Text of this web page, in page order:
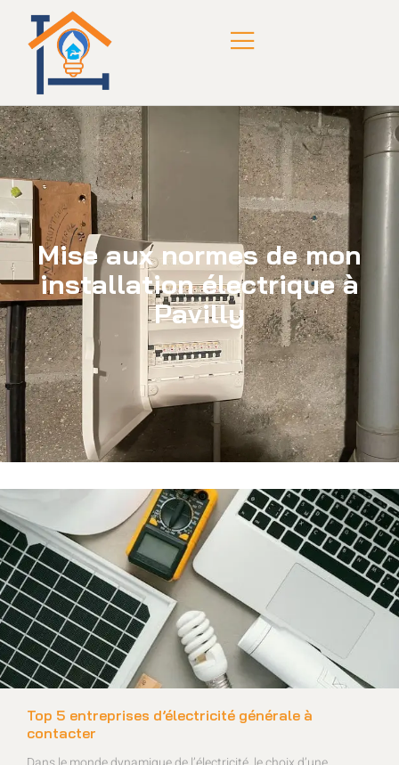
Mise aux normes de mon
installation électrique à
Pavilly
Top 5 entreprises d’électricité générale à
contacter